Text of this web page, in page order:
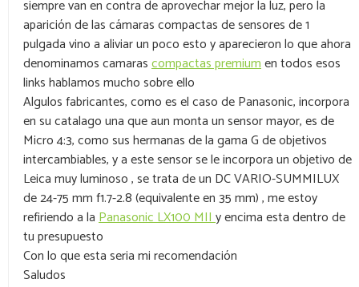
siempre van en contra de aprovechar mejor la luz, pero la
aparición de las cámaras compactas de sensores de 1
pulgada vino a aliviar un poco esto y aparecieron lo que ahora
denominamos camarascompactas premiumen todos esos
links hablamos mucho sobre ello
Algulos fabricantes, como es el caso de Panasonic, incorpora
en su catalago una que aun monta un sensor mayor, es de
Micro 4:3, como sus hermanas de la gama G de objetivos
intercambiables, y a este sensor se le incorpora un objetivo de
Leica muy luminoso , se trata de un DC VARIO-SUMMILUX
de 24-75 mm f1.7-2.8 (equivalente en 35 mm) , me estoy
refiriendo a laPanasonic LX100 MIIy encima esta dentro de
tu presupuesto
Con lo que esta seria mi recomendación
Saludos